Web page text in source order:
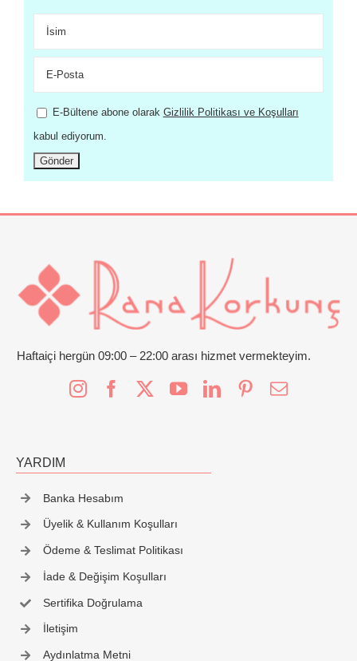
E-Bültene abone olarak Gizlilik Politikası ve Koşulları
kabul ediyorum.
Haftaiçi hergün 09:00 – 22:00 arası hizmet vermekteyim.
YARDIM
Banka Hesabım
Üyelik & Kullanım Koşulları
Ödeme & Teslimat Politikası
İade & Değişim Koşulları
Sertifika Doğrulama
İletişim
Aydınlatma Metni